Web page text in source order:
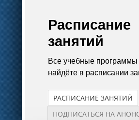
Расписание
занятий
Все учебные
найдёте в расписании
РАСПИСАНИЕ ЗАНЯТИЙ
ПОДПИСАТЬСЯ НА